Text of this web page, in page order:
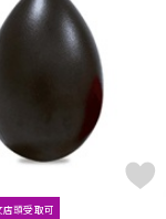
店頭受取可